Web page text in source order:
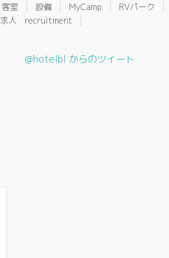
客室 設備 MyCamp RVパーク
求人 recruitment
@hotelbl からのツイート